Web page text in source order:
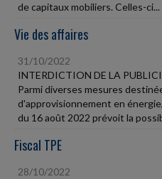
de capitaux mobiliers. Celles-ci...
Vie des affaires
31/10/2022
INTERDICTION DE LA
Parmi diverses mesures
d'approvisionnement en
du 16 août 2022 prévoit la
Fiscal TPE
28/10/2022